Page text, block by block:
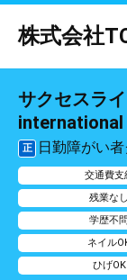
株式会社
サクセスラ
international
正 日勤障がい
交通費支
残業なし
学歴不問
ネイル
ひげOK